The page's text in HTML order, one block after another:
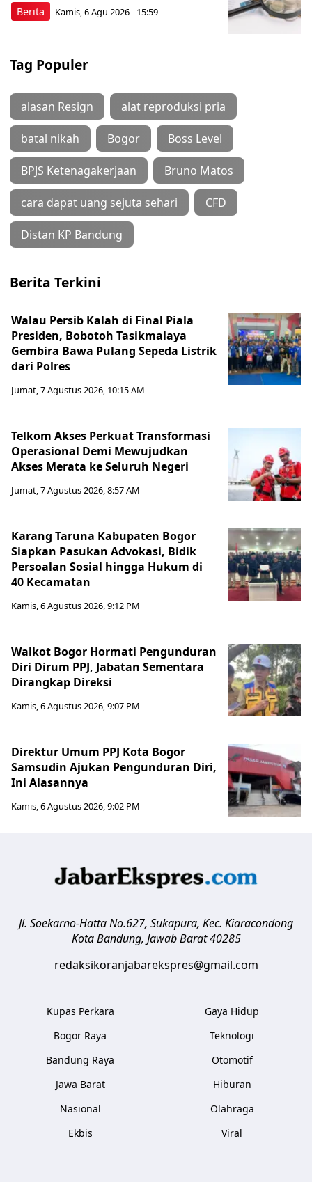
Berita Kamis, 6 Agu 2026 - 15:59
Tag Populer
alasan Resign alat reproduksi pria
batal nikah Bogor Boss Level
BPJS Ketenagakerjaan Bruno Matos
cara dapat uang sejuta sehari CFD
Distan KP Bandung
Berita Terkini
Walau Persib Kalah di Final Piala
Presiden, Bobotoh Tasikmalaya
Gembira Bawa Pulang Sepeda Listrik
dari Polres
Jumat, 7 Agustus 2026, 10:15 AM
Telkom Akses Perkuat Transformasi
Operasional Demi Mewujudkan
Akses Merata ke Seluruh Negeri
Jumat, 7 Agustus 2026, 8:57 AM
Karang Taruna Kabupaten Bogor
Siapkan Pasukan Advokasi, Bidik
Persoalan Sosial hingga Hukum di
40 Kecamatan
Kamis, 6 Agustus 2026, 9:12 PM
Walkot Bogor Hormati Pengunduran
Diri Dirum PPJ, Jabatan Sementara
Dirangkap Direksi
Kamis, 6 Agustus 2026, 9:07 PM
Direktur Umum PPJ Kota Bogor
Samsudin Ajukan Pengunduran Diri,
Ini Alasannya
Kamis, 6 Agustus 2026, 9:02 PM
Jl. Soekarno-Hatta No.627, Sukapura, Kec. Kiaracondong
Kota Bandung, Jawab Barat 40285
redaksikoranjabarekspres@gmail.com
Kupas Perkara
Bogor Raya
Bandung Raya
Jawa Barat
Nasional
Ekbis
Gaya Hidup
Teknologi
Otomotif
Hiburan
Olahraga
Viral